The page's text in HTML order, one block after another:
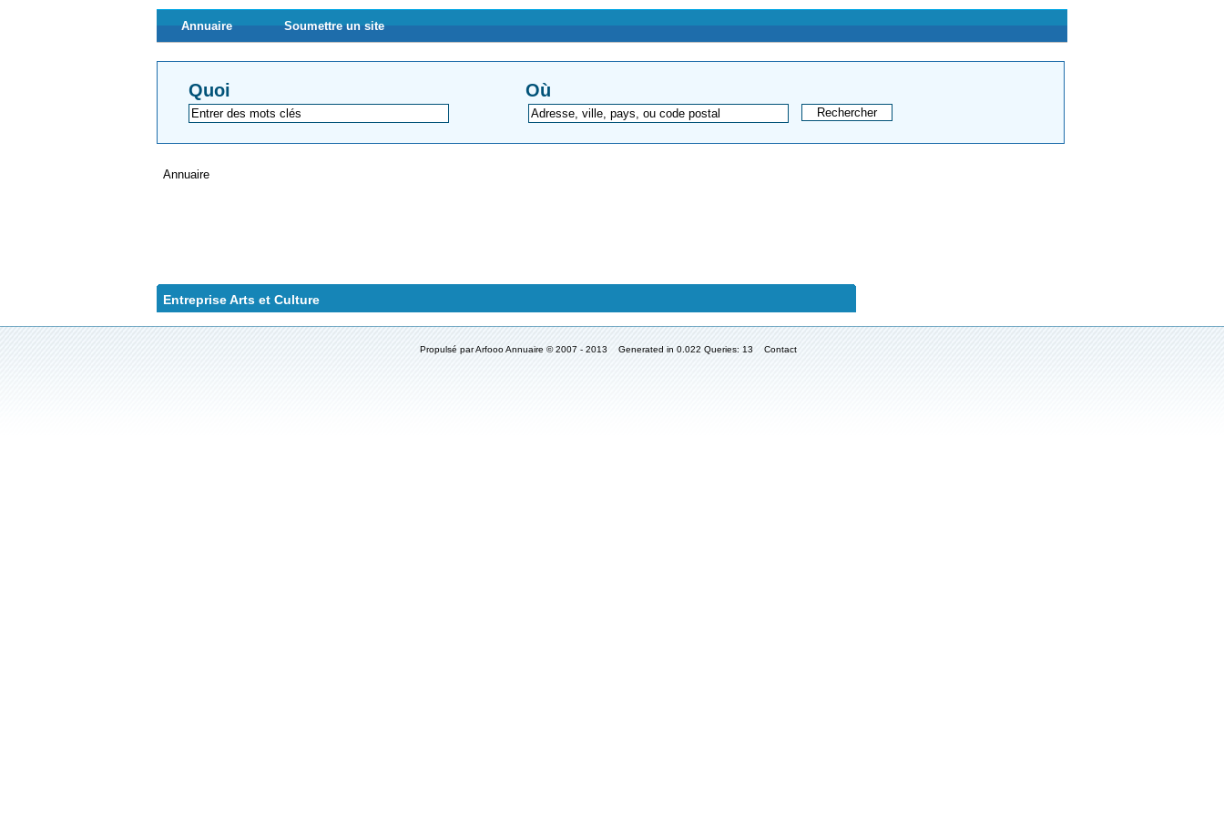
Annuaire Soumettre un site
Quoi Où
Annuaire
Entreprise Arts et Culture
Propulsé parArfooo Annuaire© 2007 - 2013 Generated in 0.022 Queries: 13 Contact